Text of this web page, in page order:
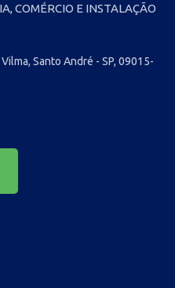
COMÉRCIO E INSTALAÇÃO
Santo André - SP, 09015-